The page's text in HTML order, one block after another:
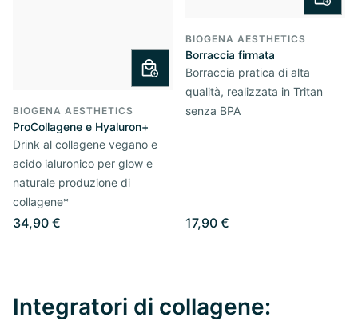
BIOGENA AESTHETICS
ProCollagene e Hyaluron+
Drink al collagene vegano e
acido ialuronico per glow e
naturale produzione di
collagene*
34,90 €
BIOGENA AESTHETICS
Borraccia firmata
Borraccia pratica di alta
qualità, realizzata in Tritan
senza BPA
17,90 €
Integratori di collagene: